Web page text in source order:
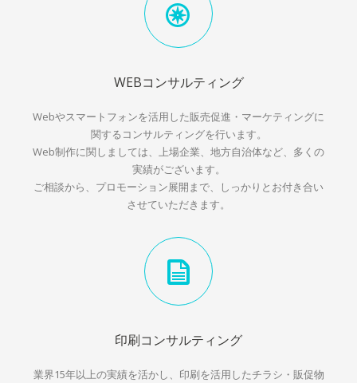
WEBコンサルティング
Webやスマートフォンを活用した販売促進・マーケティングに
関するコンサルティングを行います。
Web制作に関しましては、上場企業、地方自治体など、多くの
実績がございます。
ご相談から、プロモーション展開まで、しっかりとお付き合い
させていただきます。
印刷コンサルティング
業界15年以上の実績を活かし、印刷を活用したチラシ・販促物